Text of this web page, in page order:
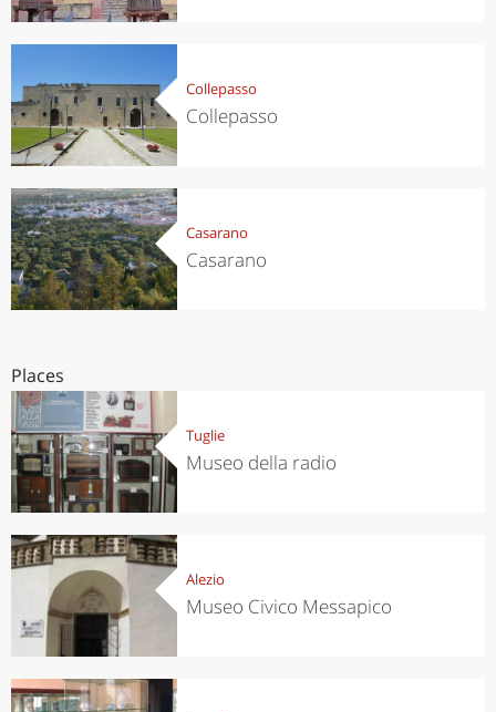
Collepasso
Collepasso
Casarano
Casarano
Places
Tuglie
Museo della radio
Alezio
Museo Civico Messapico